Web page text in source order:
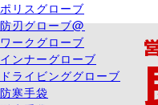
ポリスグローブ
防刃グローブ@
ワークグローブ
インナーグローブ
ドライビンググローブ
防寒手袋